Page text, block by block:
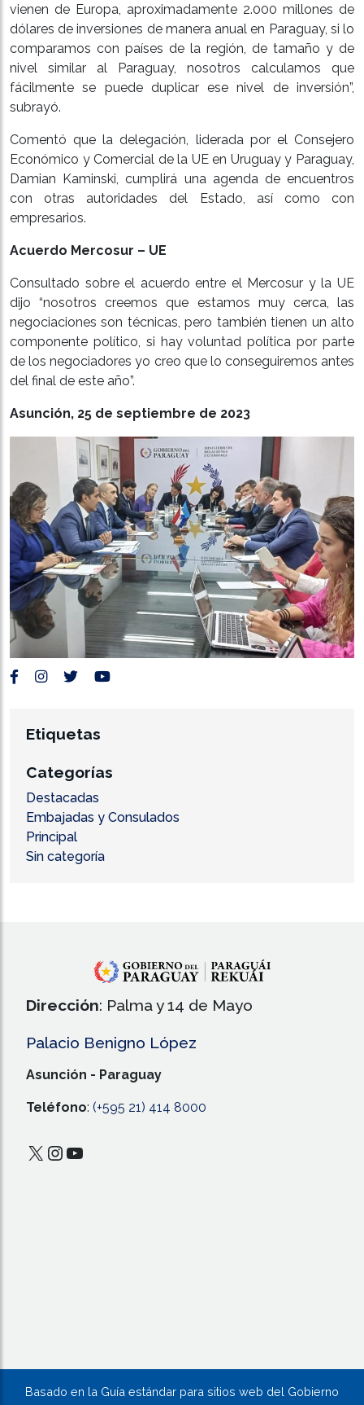
vienen de Europa, aproximadamente 2.000 millones de
dólares de inversiones de manera anual en Paraguay, si lo
comparamos con países de la región, de tamaño y de
nivel similar al Paraguay, nosotros calculamos que
fácilmente se puede duplicar ese nivel de inversión”,
subrayó.
Comentó que la delegación, liderada por el Consejero
Económico y Comercial de la UE en Uruguay y Paraguay,
Damian Kaminski, cumplirá una agenda de encuentros
con otras autoridades del Estado, así como con
empresarios.
Acuerdo Mercosur – UE
Consultado sobre el acuerdo entre el Mercosur y la UE
dijo “nosotros creemos que estamos muy cerca, las
negociaciones son técnicas, pero también tienen un alto
componente político, si hay voluntad política por parte
de los negociadores yo creo que lo conseguiremos antes
del final de este año”.
Asunción, 25 de septiembre de 2023
Etiquetas
Categorías
Destacadas
Embajadas y Consulados
Principal
Sin categoría
Dirección: Palma y 14 de Mayo
Palacio Benigno López
Asunción - Paraguay
Teléfono: (+595 21) 414 8000
X Instagram
YouTube
Basado en la Guía estándar para sitios web del Gobierno